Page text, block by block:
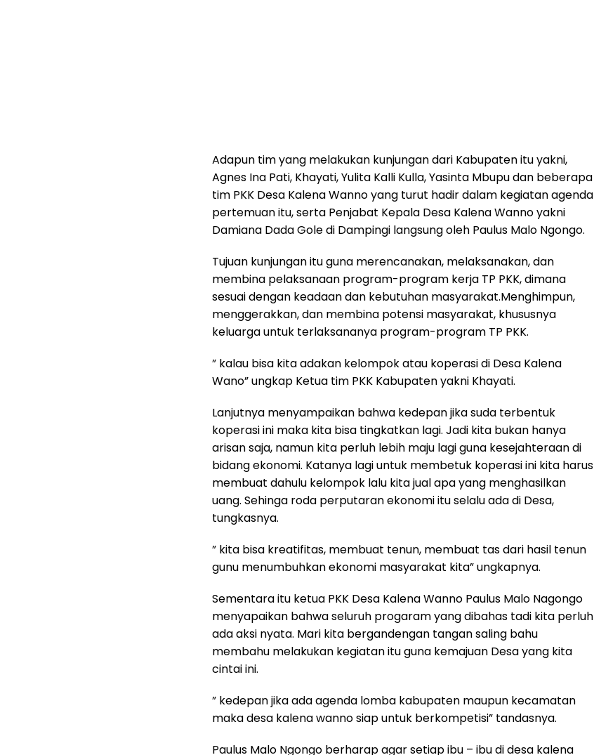
Adapun tim yang melakukan kunjungan dari Kabupaten itu yakni,
Agnes Ina Pati, Khayati, Yulita Kalli Kulla, Yasinta Mbupu dan beberapa
tim PKK Desa Kalena Wanno yang turut hadir dalam kegiatan agenda
pertemuan itu, serta Penjabat Kepala Desa Kalena Wanno yakni
Damiana Dada Gole di Dampingi langsung oleh Paulus Malo Ngongo.
Tujuan kunjungan itu guna merencanakan, melaksanakan, dan
membina pelaksanaan program-program kerja TP PKK, dimana
sesuai dengan keadaan dan kebutuhan masyarakat.Menghimpun,
menggerakkan, dan membina potensi masyarakat, khususnya
keluarga untuk terlaksananya program-program TP PKK.
” kalau bisa kita adakan kelompok atau koperasi di Desa Kalena
Wano” ungkap Ketua tim PKK Kabupaten yakni Khayati.
Lanjutnya menyampaikan bahwa kedepan jika suda terbentuk
koperasi ini maka kita bisa tingkatkan lagi. Jadi kita bukan hanya
arisan saja, namun kita perluh lebih maju lagi guna kesejahteraan di
bidang ekonomi. Katanya lagi untuk membetuk koperasi ini kita harus
membuat dahulu kelompok lalu kita jual apa yang menghasilkan
uang. Sehinga roda perputaran ekonomi itu selalu ada di Desa,
tungkasnya.
” kita bisa kreatifitas, membuat tenun, membuat tas dari hasil tenun
gunu menumbuhkan ekonomi masyarakat kita” ungkapnya.
Sementara itu ketua PKK Desa Kalena Wanno Paulus Malo Nagongo
menyapaikan bahwa seluruh progaram yang dibahas tadi kita perluh
ada aksi nyata. Mari kita bergandengan tangan saling bahu
membahu melakukan kegiatan itu guna kemajuan Desa yang kita
cintai ini.
” kedepan jika ada agenda lomba kabupaten maupun kecamatan
maka desa kalena wanno siap untuk berkompetisi” tandasnya.
Paulus Malo Ngongo berharap agar setiap ibu – ibu di desa kalena